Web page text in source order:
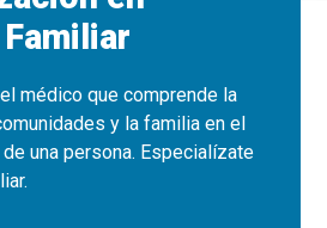
médico que comprende la
y la familia en el
una persona. Especialízate